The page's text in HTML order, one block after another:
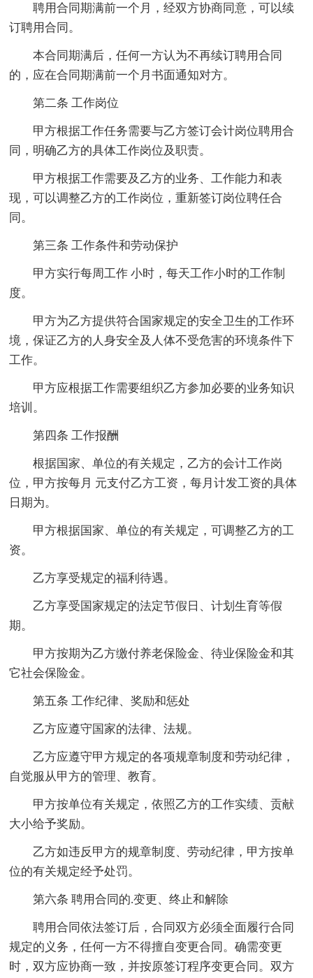
聘用合同期满前一个月，经双方协商同意，可以续
订聘用合同。
本合同期满后，任何一方认为不再续订聘用合同
的，应在合同期满前一个月书面通知对方。
第二条 工作岗位
甲方根据工作任务需要与乙方签订会计岗位聘用合
同，明确乙方的具体工作岗位及职责。
甲方根据工作需要及乙方的业务、工作能力和表
现，可以调整乙方的工作岗位，重新签订岗位聘任合
同。
第三条 工作条件和劳动保护
甲方实行每周工作 小时，每天工作小时的工作制
度。
甲方为乙方提供符合国家规定的安全卫生的工作环
境，保证乙方的人身安全及人体不受危害的环境条件下
工作。
甲方应根据工作需要组织乙方参加必要的业务知识
培训。
第四条 工作报酬
根据国家、单位的有关规定，乙方的会计工作岗
位，甲方按每月 元支付乙方工资，每月计发工资的具体
日期为。
甲方根据国家、单位的有关规定，可调整乙方的工
资。
乙方享受规定的福利待遇。
乙方享受国家规定的法定节假日、计划生育等假
期。
甲方按期为乙方缴付养老保险金、待业保险金和其
它社会保险金。
第五条 工作纪律、奖励和惩处
乙方应遵守国家的法律、法规。
乙方应遵守甲方规定的各项规章制度和劳动纪律，
自觉服从甲方的管理、教育。
甲方按单位有关规定，依照乙方的工作实绩、贡献
大小给予奖励。
乙方如违反甲方的规章制度、劳动纪律，甲方按单
位的有关规定经予处罚。
第六条 聘用合同的.变更、终止和解除
聘用合同依法签订后，合同双方必须全面履行合同
规定的义务，任何一方不得擅自变更合同。确需变更
时，双方应协商一致，并按原签订程序变更合同。双方